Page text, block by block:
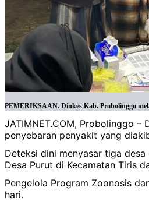
PEMERIKSAAN. Dinkes Kab. Probolinggo
JATIMNET.COM, Probolinggo –
penyebaran penyakit yang
Deteksi dini menyasar tiga
Desa Purut di Kecamatan Tiris
Pengelola Program Zoonosis
hari.